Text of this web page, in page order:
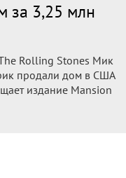
за 3,25 млн
Rolling Stones Мик
продали дом в США
издание Mansion